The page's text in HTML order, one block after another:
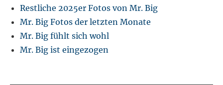
Restliche 2025er Fotos von Mr. Big
Mr. Big Fotos der letzten Monate
Mr. Big fühlt sich wohl
Mr. Big ist eingezogen